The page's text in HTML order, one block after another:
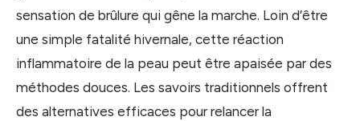
sensation de brûlure qui gêne la marche. Loin d’être
une simple fatalité hivernale, cette réaction
inflammatoire de la peau peut être apaisée par des
méthodes douces. Les savoirs traditionnels offrent
des alternatives efficaces pour relancer la